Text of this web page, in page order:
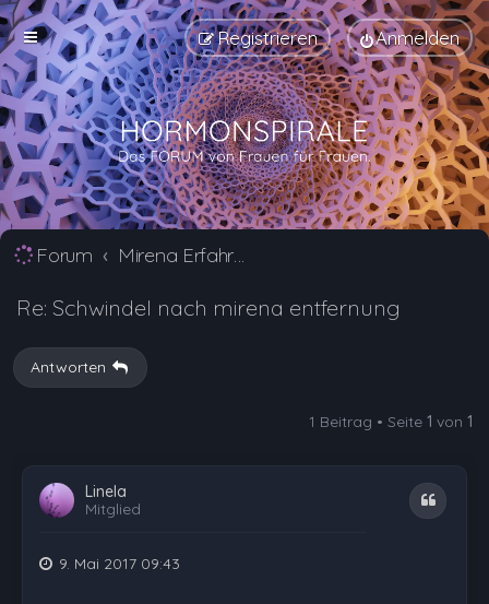
Anmelden
Registrieren
Forum Mirena Erfahrungsberichte und Nebenwirkungen
Re: Schwindel nach mirena entfernung
Antworten
1 Beitrag • Seite 1 von 1
Linela
Mitglied
Zitat
9. Mai 2017 09:43